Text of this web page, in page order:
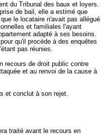
du Tribunal des baux et loyers.
de bail, elle a estimé que
le locataire n'avait pas allégué
et familiales l'ayant
adapté à ses besoins.
qu'il procède à des enquêtes
pas réunies.
recours de droit public contre
et au renvoi de la cause à
et conclut à son rejet.
traité avant le recours en